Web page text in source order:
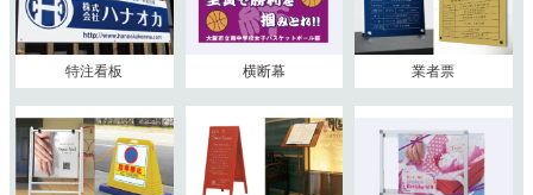
特注看板 横断幕 業者票